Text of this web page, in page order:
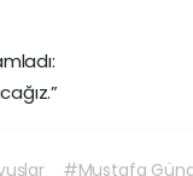
#Mustafa